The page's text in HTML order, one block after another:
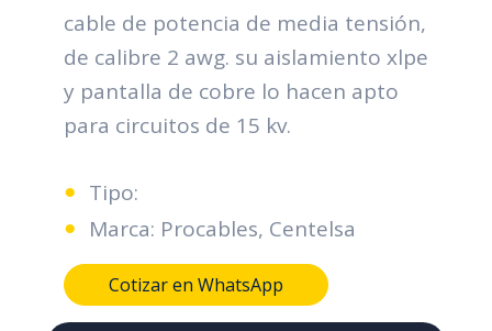
cable de potencia de media tensión,
de calibre 2 awg. su aislamiento xlpe
y pantalla de cobre lo hacen apto
para circuitos de 15 kv.
Tipo:
Marca: Procables, Centelsa
Cotizar en WhatsApp